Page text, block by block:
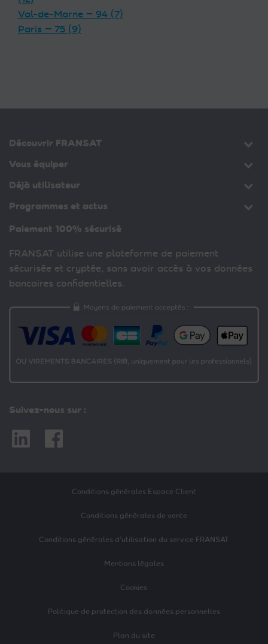
Val-de-Marne — 94 (7)
Paris — 75 (9)
Découvrir FRANSAT
Vous équiper
Déjà utilisateur
Programmes et actus
Paiement 100% sécurisé
FRANSAT utilise une plateforme de paiement
sécurisée et cryptée, sans avoir accès à vos données
bancaires confidentielles.
Suivez-nous sur :
LinkedinFacebook
Conditions générales Espace Client
Conditions générales de vente
Conditions générales d’utilisation du service FRANSAT
Mentions légales
Cookies
Politique de protection des données personnelles
Plan du site